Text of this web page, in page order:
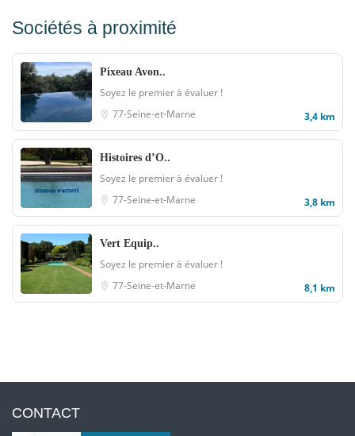
Sociétés à proximité
Pixeau Avon..
Soyez le premier à évaluer !
77-Seine-et-Marne
3,4 km
Histoires d’O..
Soyez le premier à évaluer !
77-Seine-et-Marne
3,8 km
Vert Equip..
Soyez le premier à évaluer !
77-Seine-et-Marne
8,1 km
CONTACT